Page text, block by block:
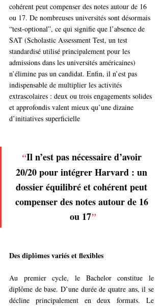
cohérent peut compenser des notes autour de 16
ou 17. De nombreuses universités sont désormais
“test-optional”, ce qui signifie que l’absence de
SAT (Scholastic Assessment Test, un test
standardisé utilisé principalement pour les
admissions dans les universités américaines)
n’élimine pas un candidat. Enfin, il n’est pas
indispensable de multiplier les activités
extrascolaires : deux ou trois engagements solides
et approfondis valent mieux qu’une dizaine
d’initiatives superficielle
“Il n’est pas nécessaire d’avoir
20/20 pour intégrer Harvard : un
dossier équilibré et cohérent peut
compenser des notes autour de 16
ou 17”
Des diplômes variés et flexibles
Au premier cycle, le Bachelor constitue le
diplôme de base. D’une durée de quatre ans, il se
décline principalement en deux formats. Le